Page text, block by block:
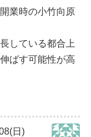
業時の小竹向原
している都合上
ばす可能性が高
日)